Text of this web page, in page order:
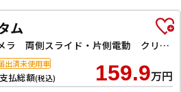
ム
ベースグレード バックカメラ 両側スライド・片側電動 クリアランスソナー レーンアシスト オートライト スマートキー 電動格納ミラー CVT ESC USB チップアップシート アルミホイール エアコン
支払総額(税込) 159.9万円
出済未使用車